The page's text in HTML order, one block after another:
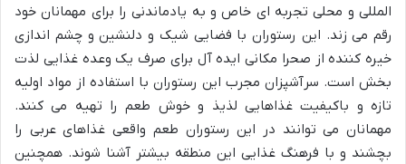
المللی و محلی تجربه ای خاص و به یادماندنی را برای مهمانان خود
رقم می زند. این رستوران با فضایی شیک و دلنشین و چشم اندازی
خیره کننده از صحرا مکانی ایده آل برای صرف یک وعده غذایی لذت
بخش است. سرآشپزان مجرب این رستوران با استفاده از مواد اولیه
تازه و باکیفیت غذاهایی لذیذ و خوش طعم را تهیه می کنند.
مهمانان می توانند در این رستوران طعم واقعی غذاهای عربی را
بچشند و با فرهنگ غذایی این منطقه بیشتر آشنا شوند. همچنین